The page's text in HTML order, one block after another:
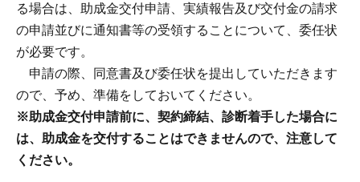
る場合は、助成金交付申請、実績報告及び交付金の請求
の申請並びに通知書等の受領することについて、委任状
が必要です。
申請の際、同意書及び委任状を提出していただきます
ので、予め、準備をしておいてください。
※助成金交付申請前に、契約締結、診断着手した場合に
は、助成金を交付することはできませんので、注意して
ください。